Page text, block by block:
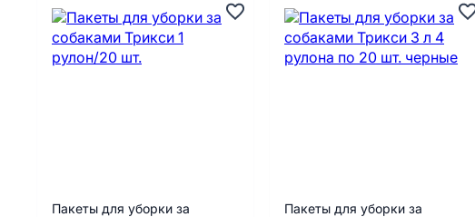
Пакеты для уборки за
Пакеты для уборки за